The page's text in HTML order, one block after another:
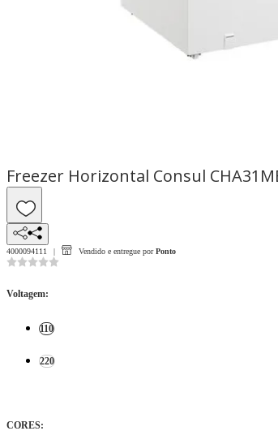
Freezer Horizontal Consul
4000094111 Vendido e entregue por Ponto
Voltagem:
110
220
CORES: